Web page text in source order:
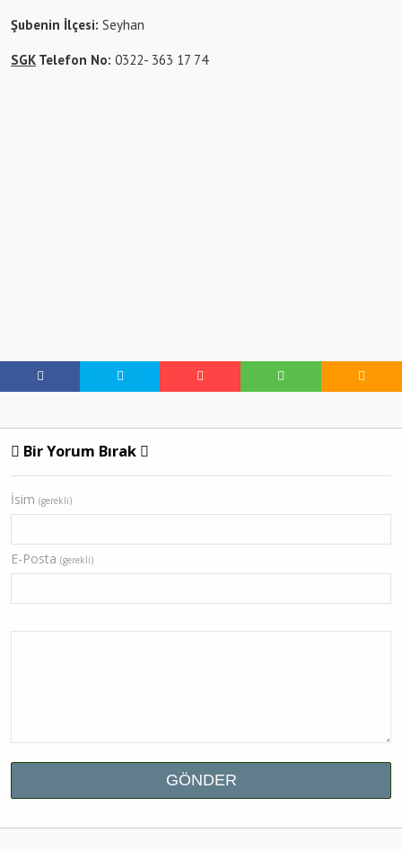
Şubenin İlçesi: Seyhan
SGK Telefon No: 0322- 363 17 74
Bir Yorum Bırak
İsim (gerekli)
E-Posta (gerekli)